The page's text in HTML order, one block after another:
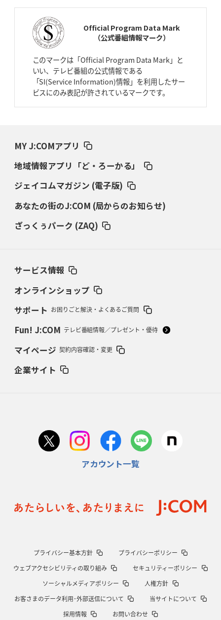
2026年4月9日(木)更新
スティーラーズ、名門復活の足音
2026年4月2日(木)更新
2026年3月26日(木)更新
AZ-COM丸和、リーグワンへ参入決定 「フィールド丸ごと計測機器」の
ダイナボアーズ、“逆輸入SO”三宅駿
「ニュージーランドのフレア（閃
2026年3月5日(木)更新
2026年2月19日(木)更新
37年女子W杯招致への課題と期待
2026年2月12日(木)更新
2026年2月5日(木)更新
占い方
首位スピアーズ、充実の攻撃力 「湧き出る」パスでトライ量産
2026年1月8日(木)更新
ルディケ「15番はゲームドライバ
2025年12月25日(木)更新
2025年12月18日(木)更新
Official Program Data Mark
（公式番組情報マーク）
このマークは「Official Program Data Mark」と
いい、テレビ番組の公式情報である
「SI(Service Information)情報」を利用したサー
ビスにのみ表記が許されているマークです。
MY J:COMアプリ
地域情報アプリ「ど・ろーかる」
ジェイコムマガジン (電子版)
あなたの街のJ:COM (局からのお知らせ)
ざっくぅパーク (ZAQ)
サービス情報
オンラインショップ
サポート お困りごと解決・よくあるご質問
Fun! J:COM テレビ番組情報／プレゼント・優待
マイページ 契約内容確認・変更
企業サイト
アカウント一覧
プライバシー基本方針
プライバシーポリシー
ウェブアクセシビリティの取り組み
セキュリティーポリシー
ソーシャルメディアポリシー
人権方針
お客さまのデータ利用･外部送信について
当サイトについて
採用情報
お問い合わせ